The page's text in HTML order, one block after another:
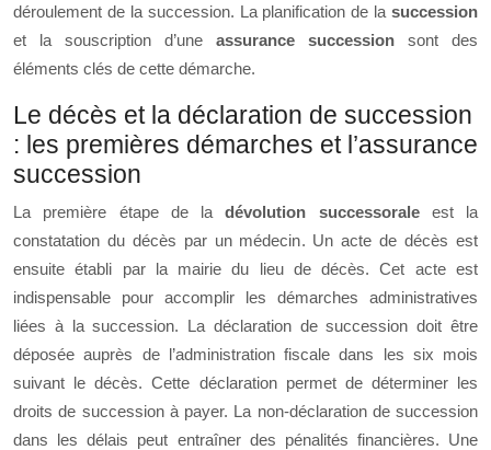
déroulement de la succession. La planification de la succession
et la souscription d’une assurance succession sont des
éléments clés de cette démarche.
Le décès et la déclaration de succession
: les premières démarches et l’assurance
succession
La première étape de ladévolution successorale est la
constatation du décès par un médecin. Un acte de décès est
ensuite établi par la mairie du lieu de décès. Cet acte est
indispensable pour accomplir les démarches administratives
liées à la succession. La déclaration de succession doit être
déposée auprès de l’administration fiscale dans les six mois
suivant le décès. Cette déclaration permet de déterminer les
droits de succession à payer. La non-déclaration de succession
dans les délais peut entraîner des pénalités financières. Une